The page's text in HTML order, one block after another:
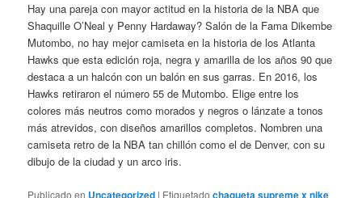
Hay una pareja con mayor actitud en la historia de la NBA que
Shaquille O’Neal y Penny Hardaway? Salón de la Fama Dikembe
Mutombo, no hay mejor camiseta en la historia de los Atlanta
Hawks que esta edición roja, negra y amarilla de los años 90 que
destaca a un halcón con un balón en sus garras. En 2016, los
Hawks retiraron el número 55 de Mutombo. Elige entre los
colores más neutros como morados y negros o lánzate a tonos
más atrevidos, con diseños amarillos completos. Nombren una
camiseta retro de la NBA tan chillón como el de Denver, con su
dibujo de la ciudad y un arco iris.
Publicado en Uncategorized | Etiquetado chaqueta supreme x nike